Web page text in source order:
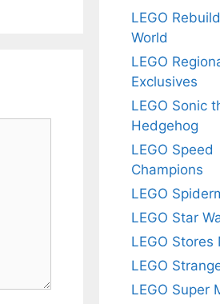
LEGO
World
LEGO
Exclusives
LEGO Sonic
Hedgehog
LEGO Speed
Champions
LEGO
LEGO Star
LEGO Stores
LEGO
LEGO Super